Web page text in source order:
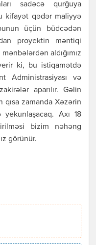
sadəcə qurğuya
kifayət qədər maliyyə
üçün büdcədən
proyektin məntiqi
aldığımız
ki, bu istiqamətdə
Administrasiyası və
aparılır. Gəlin
zamanda Xəzərin
Axı 18
bizim nəhəng
görünür.